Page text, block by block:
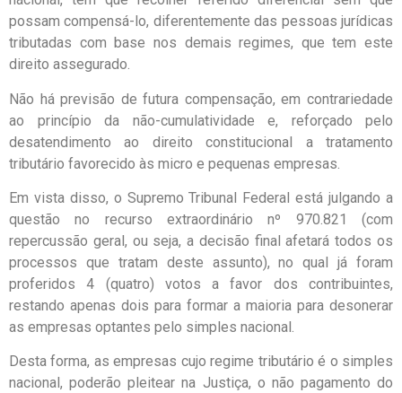
possam compensá-lo, diferentemente das pessoas jurídicas
tributadas com base nos demais regimes, que tem este
direito assegurado.
Não há previsão de futura compensação, em contrariedade
ao princípio da não-cumulatividade e, reforçado pelo
desatendimento ao direito constitucional a tratamento
tributário favorecido às micro e pequenas empresas.
Em vista disso, o Supremo Tribunal Federal está julgando a
questão no recurso extraordinário nº 970.821 (com
repercussão geral, ou seja, a decisão final afetará todos os
processos que tratam deste assunto), no qual já foram
proferidos 4 (quatro) votos a favor dos contribuintes,
restando apenas dois para formar a maioria para desonerar
as empresas optantes pelo simples nacional.
Desta forma, as empresas cujo regime tributário é o simples
nacional, poderão pleitear na Justiça, o não pagamento do